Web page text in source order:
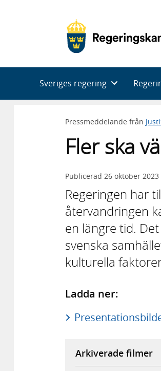
Sveriges regering
Pressmeddelande från
Fler ska
Publicerad 26 oktober 2023
Regeringen har
återvandringen
en längre tid.
svenska
kulturella
Ladda ner:
Arkiverade filmer